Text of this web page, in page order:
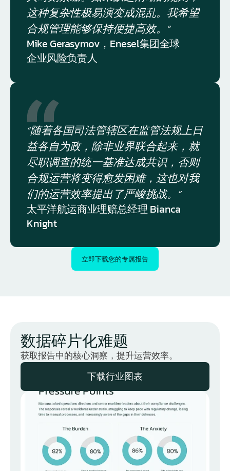
这种复杂性极易演变成混乱。我希望
合规管理能够保持便捷高效。”
Mike Gerasymov，Enesel集团全球
企业风险负责人
“随着各国司法管辖区在监管法规上日
益各自为政，除非业界联合起来，就
尽职调查的统一基准达成共识，否则
合规运营将变得愈发困难，这也对我
们的运营效率提出了严峻挑战。”
太平洋航运商业理赔总经理 Bianca
Knight
立即下载您的专属报告
数据碎片化难题
获取报告中的核心洞察，提升运营效率。
下载行业图表